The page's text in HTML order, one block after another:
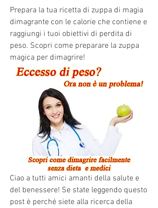
Prepara la tua ricetta di zuppa di magia
dimagrante con le calorie che contiene e
raggiungi i tuoi obiettivi di perdita di
peso. Scopri come preparare la zuppa
magica per dimagrire!
Ciao a tutti amici amanti della salute e
del benessere! Se state leggendo questo
post è perché siete alla ricerca della